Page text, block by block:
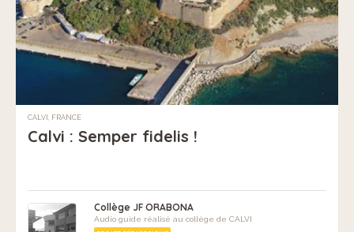
CALVI, FRANCE
Calvi : Semper fidelis !
Collège JF ORABONA
Audio guide réalisé au collège de CALVI